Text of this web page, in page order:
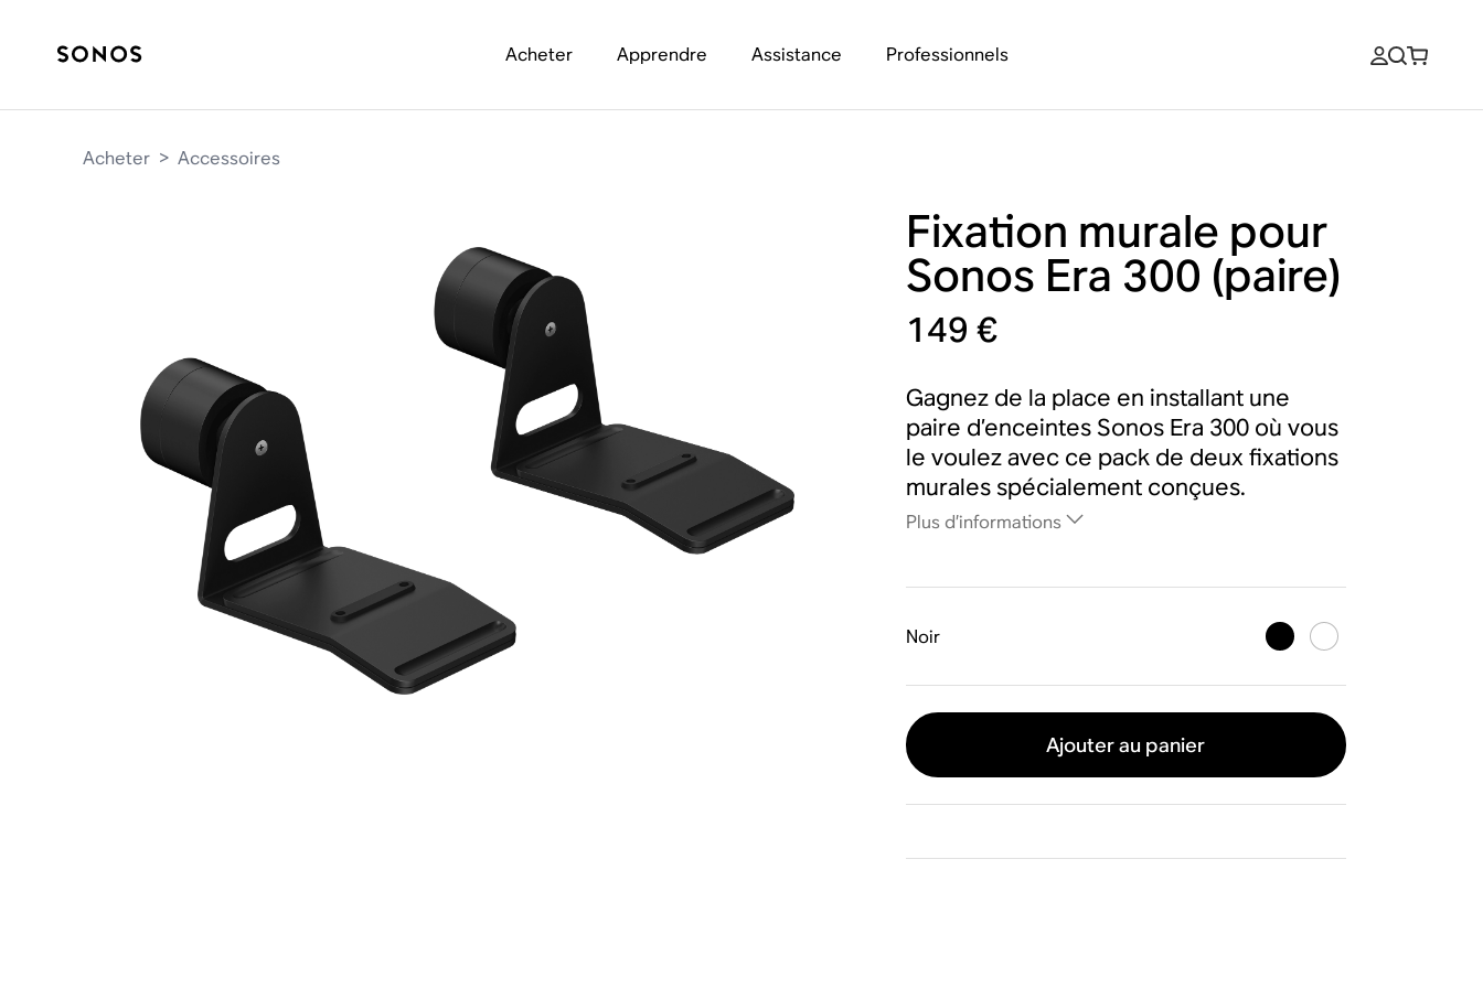
Acheter Apprendre Assistance Professionnels
Acheter > Accessoires
Fixation murale pour
Sonos Era 300 (paire)
149 €
Gagnez de la place en installant une
paire d’enceintes Sonos Era 300 où vous
le voulez avec ce pack de deux fixations
murales spécialement conçues.
Plus d’informations
Noir
Ajouter au panier